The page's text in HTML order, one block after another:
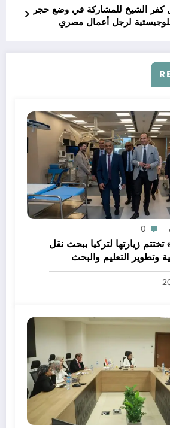
كفر الشيخ للمشاركة في وضع حجر
لرجل أعمال مصري
0
زيارتها لتركيا ببحث نقل
وتطوير التعليم والبحث